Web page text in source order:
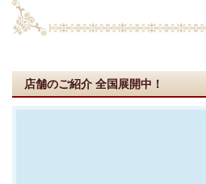
店舗のご紹介 全国展開中！